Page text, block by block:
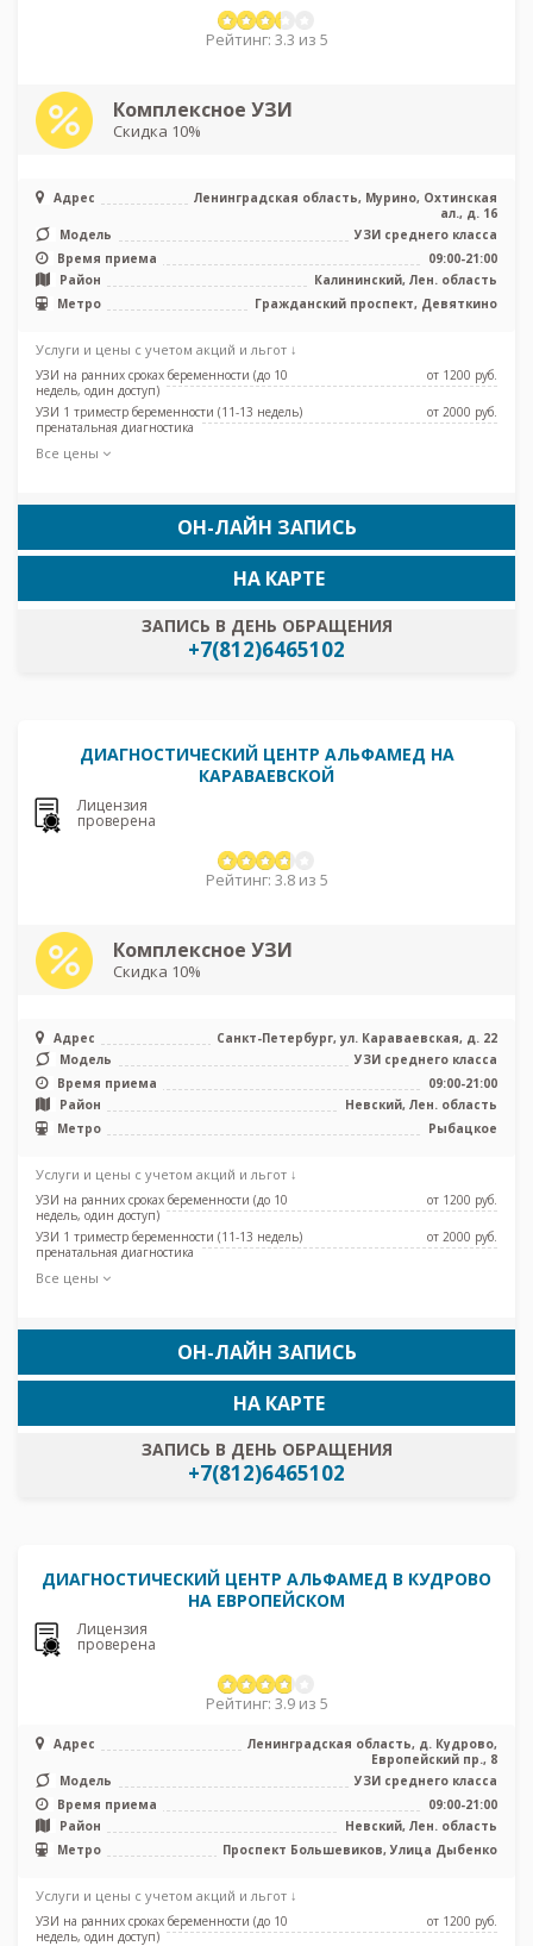
Рейтинг: 3.3 из 5
Комплексное УЗИ
Скидка 10%
Адрес
Ленинградская область, Мурино, Охтинская
ал., д. 16
Модель
УЗИ среднего класса
Время приема
09:00-21:00
Район
Калининский, Лен. область
Метро
Гражданский проспект, Девяткино
Услуги и цены с учетом акций и льгот ↓
УЗИ на ранних сроках беременности (до 10
недель, один доступ)
от 1200 pуб.
УЗИ 1 триместр беременности (11-13 недель)
пренатальная диагностика
от 2000 pуб.
Все цены
ОН-ЛАЙН ЗАПИСЬ
ЗАПИСЬ В ДЕНЬ ОБРАЩЕНИЯ
+7(812)6465102
НА КАРТЕ
ДИАГНОСТИЧЕСКИЙ ЦЕНТР АЛЬФАМЕД НА
КАРАВАЕВСКОЙ
Лицензия
проверена
Рейтинг: 3.8 из 5
Комплексное УЗИ
Скидка 10%
Адрес
Санкт-Петербург, ул. Караваевская, д. 22
Модель
УЗИ среднего класса
Время приема
09:00-21:00
Район
Невский, Лен. область
Метро
Рыбацкое
Услуги и цены с учетом акций и льгот ↓
УЗИ на ранних сроках беременности (до 10
недель, один доступ)
от 1200 pуб.
УЗИ 1 триместр беременности (11-13 недель)
пренатальная диагностика
от 2000 pуб.
Все цены
ОН-ЛАЙН ЗАПИСЬ
ЗАПИСЬ В ДЕНЬ ОБРАЩЕНИЯ
+7(812)6465102
НА КАРТЕ
ДИАГНОСТИЧЕСКИЙ ЦЕНТР АЛЬФАМЕД В КУДРОВО
НА ЕВРОПЕЙСКОМ
Лицензия
проверена
Рейтинг: 3.9 из 5
Адрес
Ленинградская область, д. Кудрово,
Европейский пр., 8
Модель
УЗИ среднего класса
Время приема
09:00-21:00
Район
Невский, Лен. область
Метро
Проспект Большевиков, Улица Дыбенко
Услуги и цены с учетом акций и льгот ↓
УЗИ на ранних сроках беременности (до 10
недель, один доступ)
от 1200 pуб.